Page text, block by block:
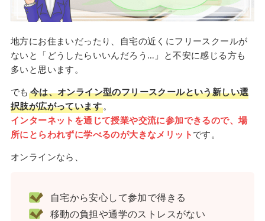
地方にお住まいだったり、自宅の近くにフリースクールが
ないと「どうしたらいいんだろう…」と不安に感じる方も
多いと思います。
でも 今は、オンライン型のフリースクールという新しい選
択肢が広がっています。
インターネットを通じて授業や交流に参加できるので、場
所にとらわれずに学べるのが大きなメリット です。
オンラインなら、
自宅から安心して参加で得きる
移動の負担や通学のストレスがない